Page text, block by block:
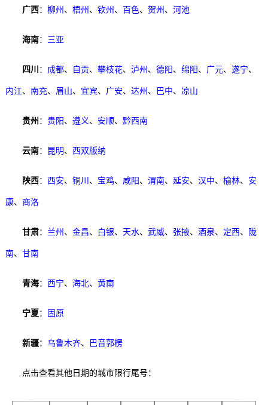
广西： 柳州 、 梧州 、 钦州 、 百色、 贺州 、 河池
海南： 三亚
四川 ： 成都、 自贡、 攀枝花、 泸州 、 德阳 、 绵阳 、 广元、 遂宁、
内江、 南充、 眉山、 宜宾、 广安、 达州 、 巴中、 凉山
贵州 ： 贵阳 、 遵义 、 安顺、 黔西南
云南： 昆明 、 西双版纳
陕西： 西安、 铜川 、 宝鸡、 咸阳 、 渭南、 延安、 汉中、 榆林、 安
康、 商洛
甘肃： 兰州 、 金昌、 白银、 天水、 武威、 张掖、 酒泉、 定西、 陇
南、 甘南
青海： 西宁、 海北、 黄南
宁夏 ： 固原
新疆： 乌鲁木齐、 巴音郭楞
点击查看其他日期的城市限行尾号：